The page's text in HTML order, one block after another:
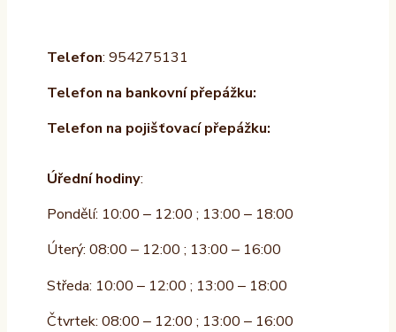
Telefon: 954275131
Telefon na bankovní přepážku:
Telefon na pojišťovací přepážku:
Úřední hodiny:
Pondělí: 10:00 – 12:00 ; 13:00 – 18:00
Úterý: 08:00 – 12:00 ; 13:00 – 16:00
Středa: 10:00 – 12:00 ; 13:00 – 18:00
Čtvrtek: 08:00 – 12:00 ; 13:00 – 16:00